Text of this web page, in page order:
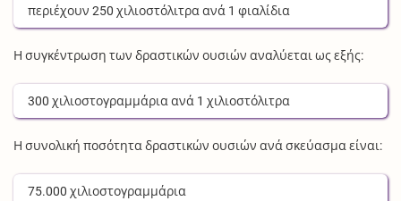
περιέχουν250 χιλιοστόλιτρα ανά 1 φιαλίδια
Η συγκέντρωση των δραστικών ουσιών αναλύεται ως εξής:
300 χιλιοστογραμμάρια ανά 1 χιλιοστόλιτρα
Η συνολική ποσότητα δραστικών ουσιών ανά σκεύασμα είναι:
75.000 χιλιοστογραμμάρια